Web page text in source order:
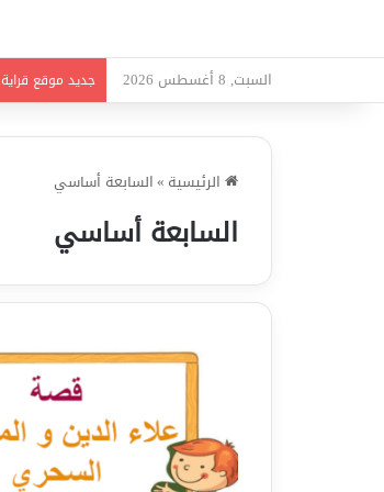
السبت, 8 أغسطس 2026 جديد موقع قراية
الرئيسية »السابعة أساسي
السابعة أساسي